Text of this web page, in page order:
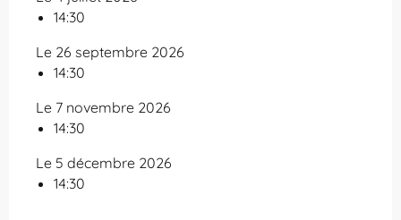
14:30
Le 26 septembre 2026
14:30
Le 7 novembre 2026
14:30
Le 5 décembre 2026
14:30